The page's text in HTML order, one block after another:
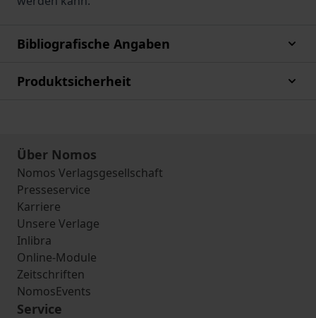
Bibliografische Angaben
Produktsicherheit
Über Nomos
Nomos Verlagsgesellschaft
Presseservice
Karriere
Unsere Verlage
Inlibra
Online-Module
Zeitschriften
NomosEvents
Service